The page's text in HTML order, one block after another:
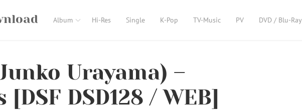
Album Hi-Res Single K-Pop TV-Music PV DVD / Blu-Ray
Urayama) –
DSD128 / WEB]